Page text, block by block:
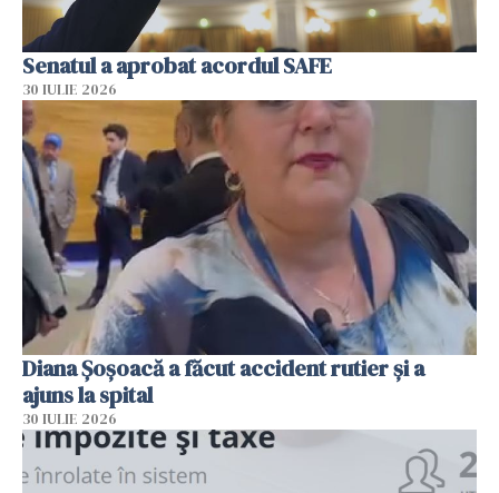
Senatul a aprobat acordul SAFE
30 IULIE 2026
Diana Șoșoacă a făcut accident rutier și a
ajuns la spital
30 IULIE 2026